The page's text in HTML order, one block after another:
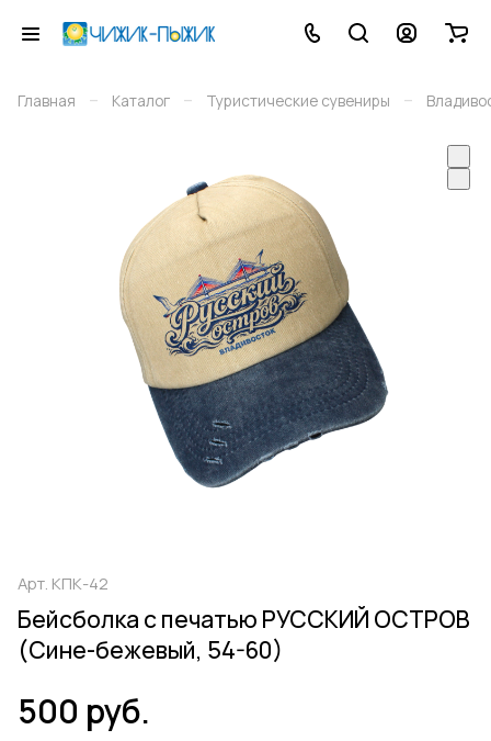
Главная – Каталог – Туристические сувениры –
Арт. КПК-42
Бейсболка с печатью РУССКИЙ ОСТРОВ
(Сине-бежевый, 54-60)
500 руб.